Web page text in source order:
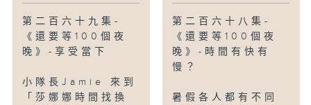
第二百六十九集-
《還要等100個夜
晚》-享受當下
小隊長Jamie 來到
「莎娜娜時間找換
第二百六十八集-
《還要等100個夜
晚》-時間有快有
慢？
暑假各人都有不同